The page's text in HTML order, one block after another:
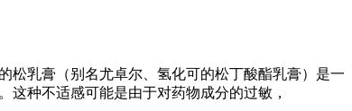
松乳膏（别名尤卓尔、氢化可的松丁酸酯乳膏）是一
种不适感可能是由于对药物成分的过敏，